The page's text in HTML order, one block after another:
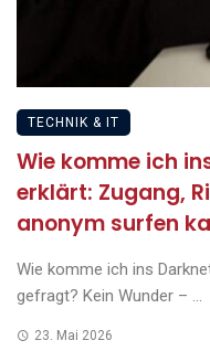
TECHNIK & IT
Wie komme ich
erklärt: Zugang,
anonym surfen
Wie komme ich ins
gefragt? Kein Wunder – ...
23. Mai 2026